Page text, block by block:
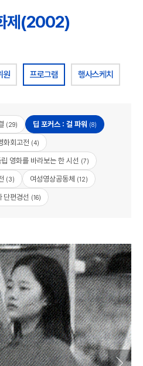
제(2002)
원 프로그램 행사스케치
(29) 딥 포커스 : 걸 파워 (8)
화회고전 (4)
영화를 바라보는 한 시선 (7)
(3) 여성영상공동체 (12)
단편경선 (16)